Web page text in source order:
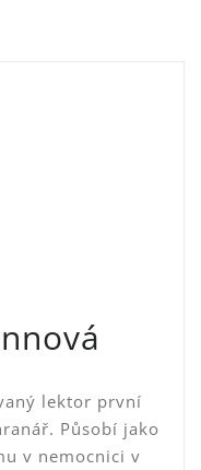
lektor první
Působí jako
v nemocnici v